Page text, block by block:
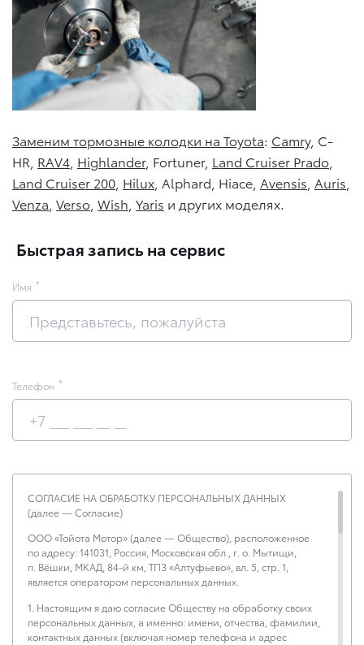
Заменим тормозные колодки на Toyota: Camry, C-
HR, RAV4 Highlander, Fortuner, Land Cruiser Prado
Land Cruiser 200 Hilux , Alphard, Hiace, Avensis Auris
Venza Verso Wish Yaris и других моделях.
Быстрая запись на сервис
Имя
Телефон
СОГЛАСИЕ НА ОБРАБОТКУ ПЕРСОНАЛЬНЫХ ДАННЫХ
(далее — Согласие)
ООО «Тойота Мотор» (далее — Общество), расположенное
по адресу: 141031, Россия, Московская обл., г. о. Мытищи,
п. Вёшки, МКАД, 84-й км, ТПЗ «Алтуфьево», вл. 5, стр. 1,
является оператором персональных данных.
1. Настоящим я даю согласие Обществу на обработку своих
персональных данных, а именно: имени, отчества, фамилии,
контактных данных (включая номер телефона и адрес